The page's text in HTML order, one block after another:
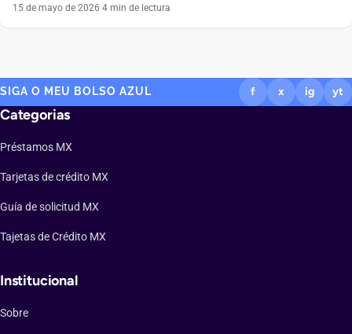
cobra anualidad, se maneja por completo desde el celular y
15 de mayo de 2026·4 min de lectura
SIGA O MEU BOLSO AZUL f x ig yt
Categorias
Préstamos MX
Tarjetas de crédito MX
Guía de solicitud MX
Tajetas de Crédito MX
Institucional
Sobre